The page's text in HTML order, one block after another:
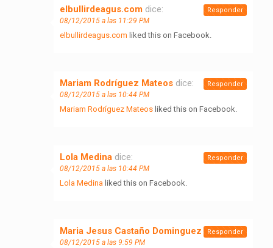
elbullirdeagus.com dice:
08/12/2015 a las 11:29 PM
elbullirdeagus.com liked this on Facebook.
Responder
Mariam Rodríguez Mateos dice:
08/12/2015 a las 10:44 PM
Mariam Rodríguez Mateos liked this on Facebook.
Responder
Lola Medina dice:
08/12/2015 a las 10:44 PM
Lola Medina liked this on Facebook.
Responder
Maria Jesus Castaño Dominguez dice:
08/12/2015 a las 9:59 PM
Responder